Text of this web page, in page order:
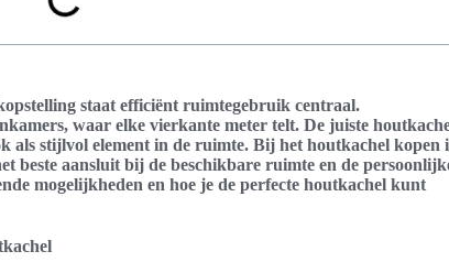
staat efficiënt ruimtegebruik centraal.
waar elke vierkante meter telt. De juiste
als stijlvol element in de ruimte. Bij het houtkachel kopen
beste aansluit bij de beschikbare ruimte en de
mogelijkheden en hoe je de perfecte houtkachel kunt